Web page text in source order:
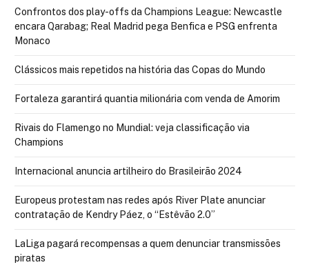
Confrontos dos play-offs da Champions League: Newcastle
encara Qarabag; Real Madrid pega Benfica e PSG enfrenta
Monaco
Clássicos mais repetidos na história das Copas do Mundo
Fortaleza garantirá quantia milionária com venda de Amorim
Rivais do Flamengo no Mundial: veja classificação via
Champions
Internacional anuncia artilheiro do Brasileirão 2024
Europeus protestam nas redes após River Plate anunciar
contratação de Kendry Páez, o “Estêvão 2.0”
LaLiga pagará recompensas a quem denunciar transmissões
piratas